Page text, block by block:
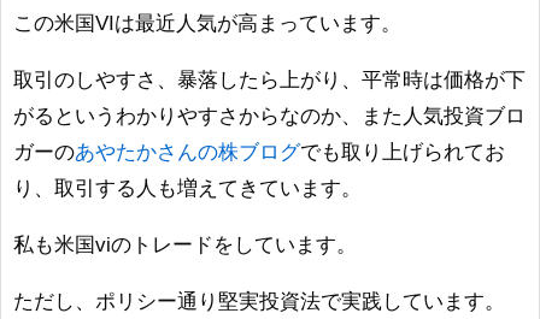
この米国VIは最近人気が高まっています。
取引のしやすさ、暴落したら上がり、平常時は価格が下
がるというわかりやすさからなのか、また人気投資ブロ
ガーのあやたかさんの株ブログでも取り上げられてお
り、取引する人も増えてきています。
私も米国viのトレードをしています。
ただし、ポリシー通り堅実投資法で実践しています。